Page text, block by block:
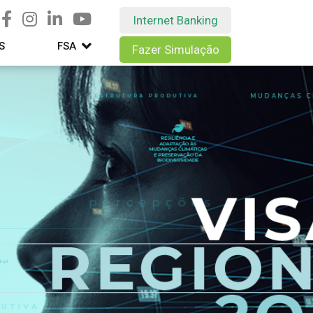
FSA
Internet Banking
Fazer Simulação